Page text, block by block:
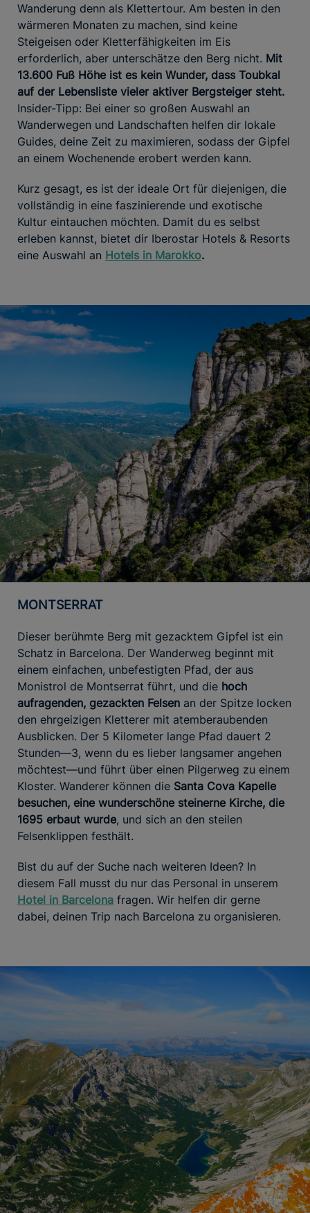
Wanderung denn als Klettertour. Am besten in den
wärmeren Monaten zu machen, sind keine
Steigeisen oder Kletterfähigkeiten im Eis
erforderlich, aber unterschätze den Berg nicht. Mit
13.600 Fuß Höhe ist es kein Wunder, dass Toubkal
auf der Lebensliste vieler aktiver Bergsteiger steht.
Insider-Tipp: Bei einer so großen Auswahl an
Wanderwegen und Landschaften helfen dir lokale
Guides, deine Zeit zu maximieren, sodass der Gipfel
an einem Wochenende erobert werden kann.
Kurz gesagt, es ist der ideale Ort für diejenigen, die
vollständig in eine faszinierende und exotische
Kultur eintauchen möchten. Damit du es selbst
erleben kannst, bietet dir Iberostar Hotels & Resorts
eine Auswahl an Hotels in Marokko.
MONTSERRAT
Dieser berühmte Berg mit gezacktem Gipfel ist ein
Schatz in Barcelona. Der Wanderweg beginnt mit
einem einfachen, unbefestigten Pfad, der aus
Monistrol de Montserrat führt, und die hoch
aufragenden, gezackten Felsen an der Spitze locken
den ehrgeizigen Kletterer mit atemberaubenden
Ausblicken. Der 5 Kilometer lange Pfad dauert 2
Stunden—3, wenn du es lieber langsamer angehen
möchtest—und führt über einen Pilgerweg zu einem
Kloster. Wanderer können die Santa Cova Kapelle
besuchen, eine wunderschöne steinerne Kirche, die
1695 erbaut wurde, und sich an den steilen
Felsenklippen festhält.
Bist du auf der Suche nach weiteren Ideen? In
diesem Fall musst du nur das Personal in unserem
Hotel in Barcelona fragen. Wir helfen dir gerne
dabei, deinen Trip nach Barcelona zu organisieren.